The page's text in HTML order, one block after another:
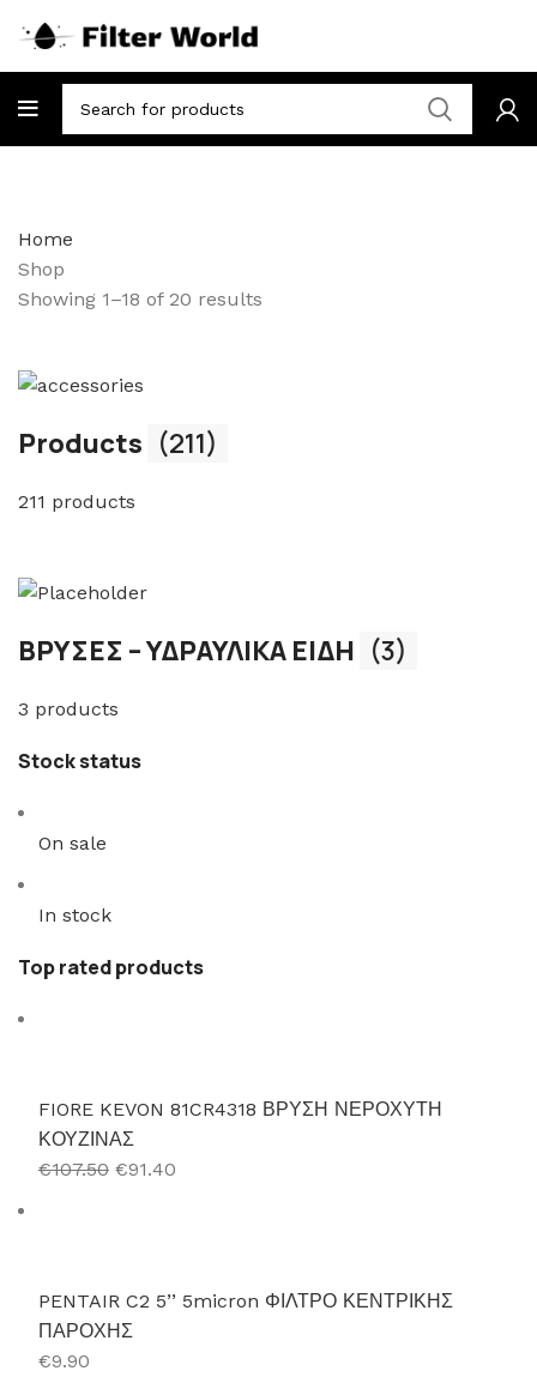
Home
Shop
Showing 1–18 of 20 results
Products (211)
211 products
ΒΡΥΣΕΣ – ΥΔΡΑΥΛΙΚΑ ΕΙΔΗ (3)
3 products
Stock status
On sale
In stock
Top rated products
FIORE KEVON 81CR4318 ΒΡΥΣΗ ΝΕΡΟΧΥΤΗ
ΚΟΥΖΙΝΑΣ
€107.50 €91.40
PENTAIR C2 5’’ 5micron ΦΙΛΤΡΟ ΚΕΝΤΡΙΚΗΣ
ΠΑΡΟΧΗΣ
€9.90